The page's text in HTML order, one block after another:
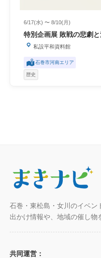
6/17(水) 〜 8/10(月)
特別企画展 敗戦の悲劇
私設平和資料館
石巻市河南エリア
歴史
石巻・東松島・女川のイベン
出かけ情報や、地域の催し物
共同運営：